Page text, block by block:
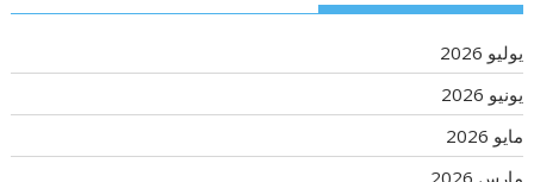
يوليو 2026
يونيو 2026
مايو 2026
مارس 2026